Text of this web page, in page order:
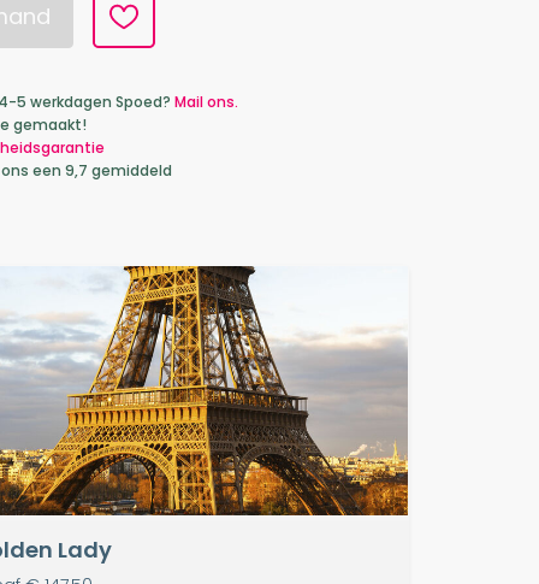
5 werkdagen Spoed? Mail ons.
gemaakt!
een 9,7 gemiddeld
Lady